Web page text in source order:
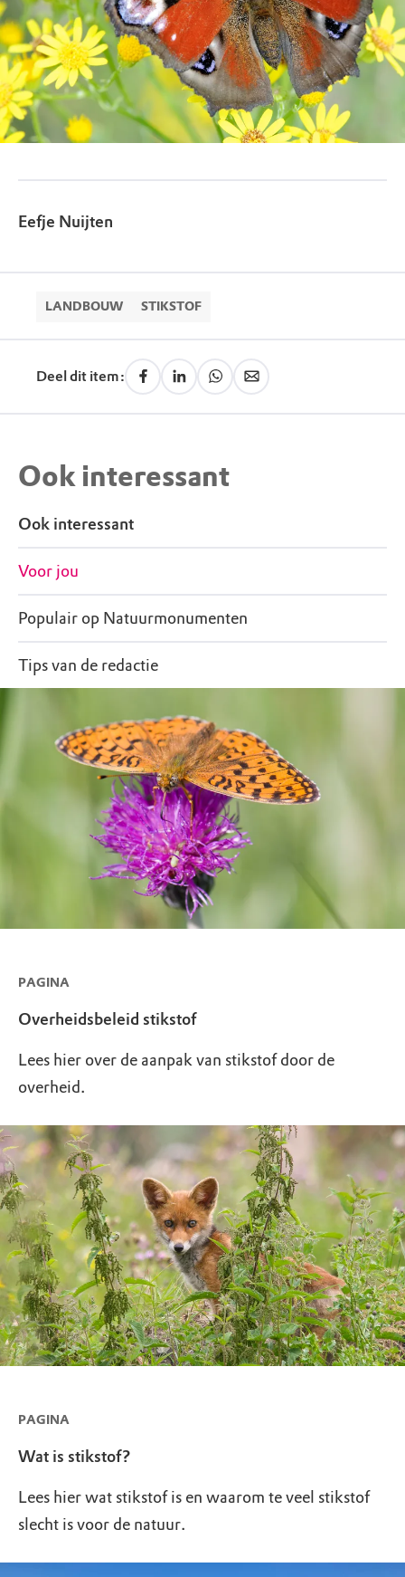
Eefje Nuijten
LANDBOUW STIKSTOF
Deel dit item:
Ook interessant
Ook interessant
Voor jou
Populair op Natuurmonumenten
Tips van de redactie
PAGINA
Overheidsbeleid stikstof
Lees hier over de aanpak van stikstof door de
overheid.
PAGINA
Wat is stikstof?
Lees hier wat stikstof is en waarom te veel stikstof
slecht is voor de natuur.